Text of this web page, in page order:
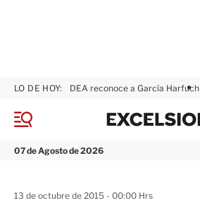
M
n
07 de Agosto de 2026
LO DE HOY: DEA reconoce a García Harfuch
13 de octubre de 2015 - 00:00 Hrs